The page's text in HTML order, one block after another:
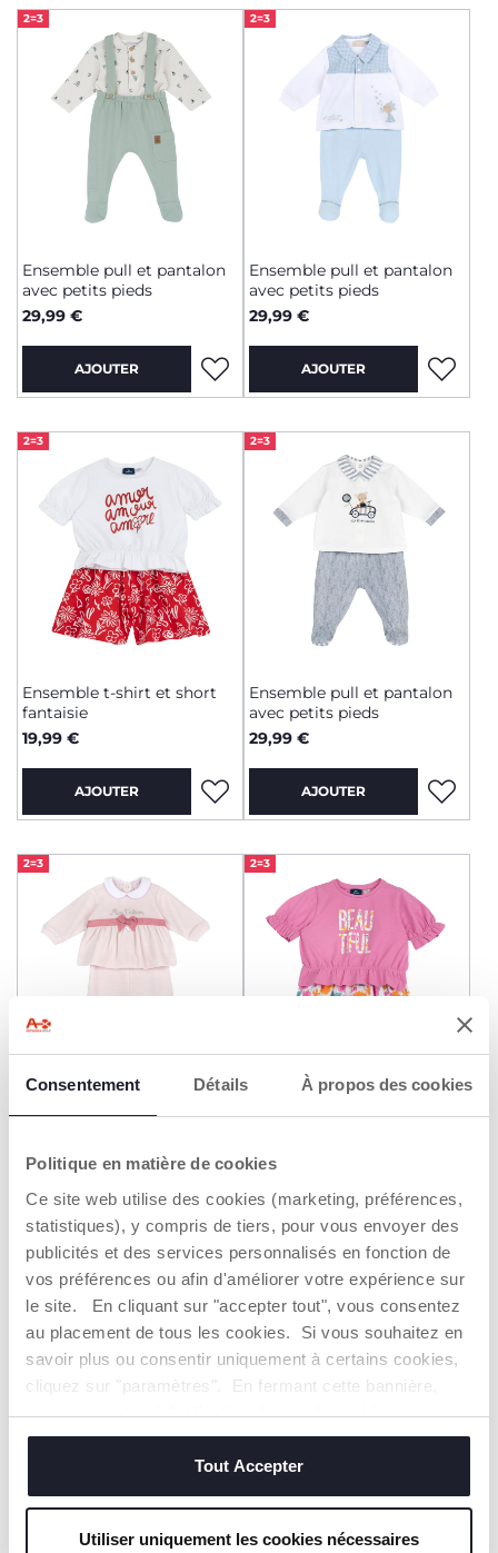
Consentement Détails À propos des cookies
Politique en matière de cookies
Ce site web utilise des cookies (marketing, préférences,
statistiques), y compris de tiers, pour vous envoyer des
publicités et des services personnalisés en fonction de
vos préférences ou afin d'améliorer votre expérience sur
le site. En cliquant sur "accepter tout", vous consentez
au placement de tous les cookies. Si vous souhaitez en
savoir plus ou consentir uniquement à certains cookies,
cliquez sur "paramètres". En fermant cette bannière,
vous consentez à l'utilisation des seuls cookies
techniques, qui sont essentiels au service demandé.
Tout Accepter
Utiliser uniquement les cookies nécessaires
2=3
Ensemble pull et pantalon
avec petits pieds
29,99 €
AJOUTER
2=3
Ensemble pull et pantalon
avec petits pieds
29,99 €
AJOUTER
2=3
Ensemble t-shirt et short
fantaisie
19,99 €
AJOUTER
2=3
Ensemble pull et pantalon
avec petits pieds
29,99 €
AJOUTER
2=3
Ensemble pull et pantalon
29,99 €
2=3
Ensemble t-shirt et short
19,99 €
AJOUTER
2=3
Ensemble pull et pantalon
2=3
+ COULEURS
Ensemble pull et pantalon